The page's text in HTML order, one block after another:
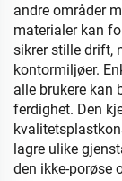
andre områder
materialer kan
sikrer stille drift,
kontormiljøer.
alle brukere kan
ferdighet. Den
lagre ulike
den ikke-porøse